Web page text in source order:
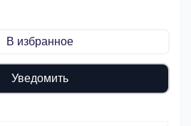
В избранное
Уведомить